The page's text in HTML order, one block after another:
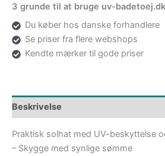
3 grunde til at bruge uv-badetoej.dk
Du køber hos danske forhandlere
Se priser fra flere webshops
Kendte mærker til gode priser
Beskrivelse
Praktisk solhat med UV-beskyttelse
– Skygge med synlige sømme